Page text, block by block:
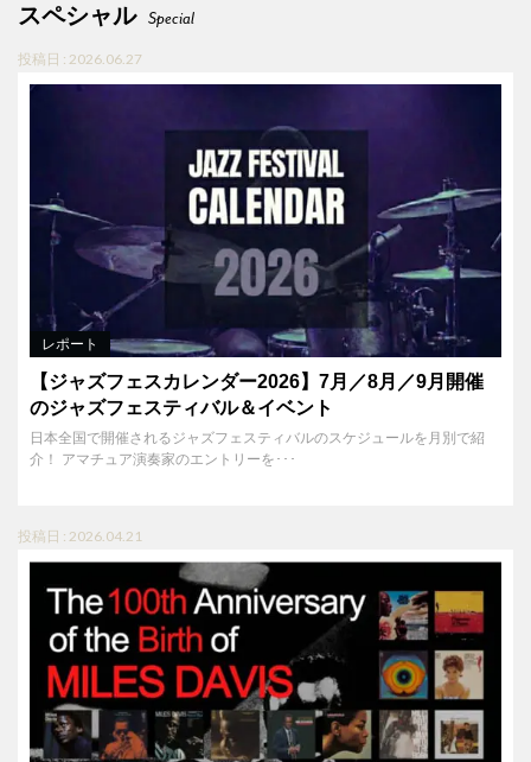
スペシャル Special
投稿日 : 2026.06.27
レポート
【ジャズフェスカレンダー2026】7月／8月／9月開催
のジャズフェスティバル＆イベント
日本全国で開催されるジャズフェスティバルのスケジュールを月別で紹
介！ アマチュア演奏家のエントリーを･･･
投稿日 : 2026.04.21